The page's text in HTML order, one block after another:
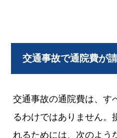
交通事故で通院費が
交通事故の通院費は、す
るわけではありません。
れるためには、次のよう